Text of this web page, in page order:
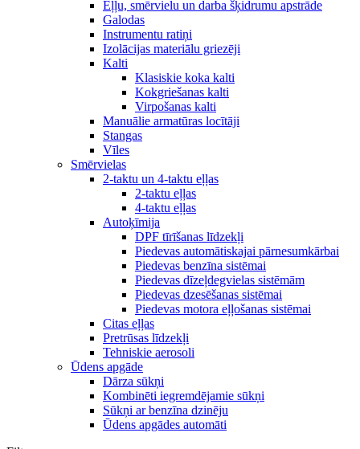
Eļļu, smērvielu un darba šķidrumu apstrāde
Galodas
Instrumentu ratiņi
Izolācijas materiālu griezēji
Kalti
Klasiskie koka kalti
Kokgriešanas kalti
Virpošanas kalti
Manuālie armatūras locītāji
Stangas
Vīles
Smērvielas
2-taktu un 4-taktu eļļas
2-taktu eļļas
4-taktu eļļas
Autoķīmija
DPF tīrīšanas līdzekļi
Piedevas automātiskajai pārnesumkārbai
Piedevas benzīna sistēmai
Piedevas dīzeļdegvielas sistēmām
Piedevas dzesēšanas sistēmai
Piedevas motora eļļošanas sistēmai
Citas eļļas
Pretrūsas līdzekļi
Tehniskie aerosoli
Ūdens apgāde
Dārza sūkņi
Kombinēti iegremdējamie sūkņi
Sūkņi ar benzīna dzinēju
Ūdens apgādes automāti